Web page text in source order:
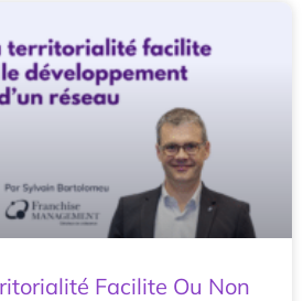
Facilite Ou Non